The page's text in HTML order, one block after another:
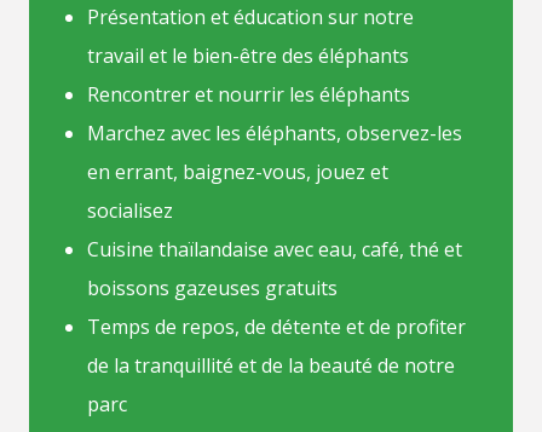
Présentation et éducation sur notre
travail et le bien-être des éléphants
Rencontrer et nourrir les éléphants
Marchez avec les éléphants, observez-les
en errant, baignez-vous, jouez et
socialisez
Cuisine thaïlandaise avec eau, café, thé et
boissons gazeuses gratuits
Temps de repos, de détente et de profiter
de la tranquillité et de la beauté de notre
parc